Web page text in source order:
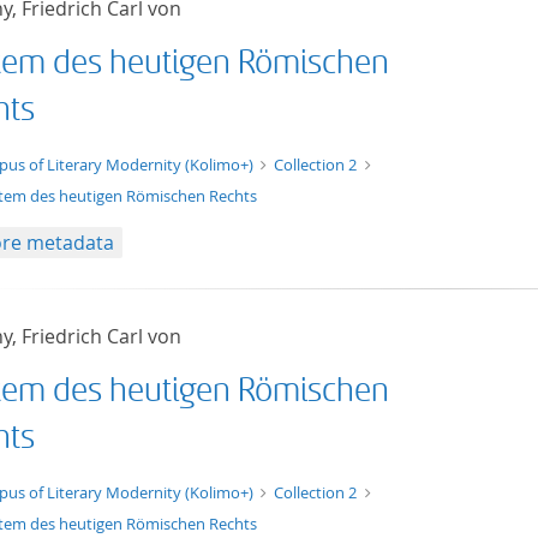
Friedrich Carl von
des heutigen Römischen
tg.edition+tg.aggregation+xml
of Literary Modernity (Kolimo+)
Collection 2
des heutigen Römischen Rechts
metadata
Friedrich Carl von
des heutigen Römischen
tg.edition+tg.aggregation+xml
of Literary Modernity (Kolimo+)
Collection 2
des heutigen Römischen Rechts